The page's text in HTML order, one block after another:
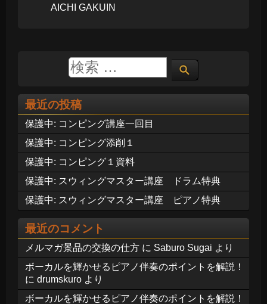
AICHI GAKUIN
最近の投稿
保護中: コンピング講座一回目
保護中: コンピング添削１
保護中: コンピング１資料
保護中: スウィングマスター講座 ドラム特典
保護中: スウィングマスター講座 ピアノ特典
最近のコメント
メルマガ景品の交換の仕方 に Saburo Sugai より
ボーカルを輝かせるピアノ伴奏のポイントを解説！
に drumskuro より
ボーカルを輝かせるピアノ伴奏のポイントを解説！